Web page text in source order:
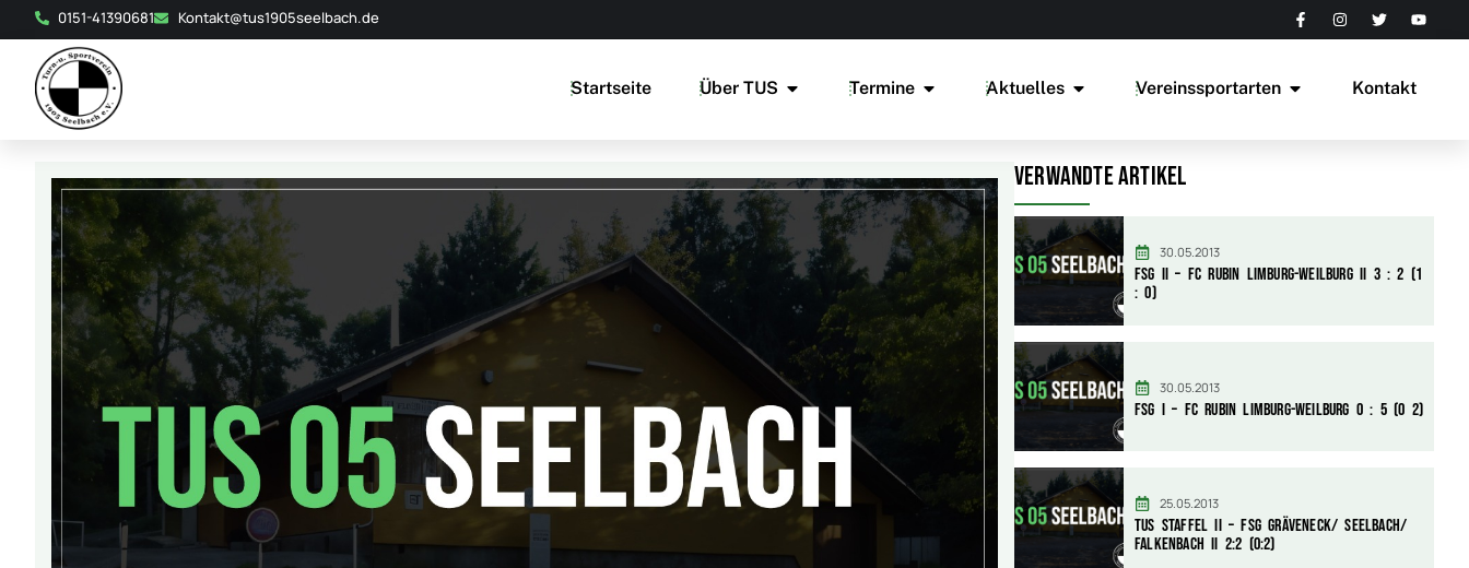
0151-41390681 Kontakt@tus1905seelbach.de
Startseite Über TUS Termine Aktuelles Vereinssportarten Kontakt
Verwandte Artikel
30.05.2013
FSG II – FC Rubin Limburg-Weilburg II 3 : 2 (1
: 0)
30.05.2013
FSG I – FC Rubin Limburg-Weilburg 0 : 5 (0 2)
25.05.2013
TuS Staffel II – FSG Gräveneck/ Seelbach/
Falkenbach II 2:2 (0:2)